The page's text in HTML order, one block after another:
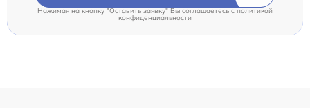
Нажимая на кнопку "Оставить заявку" Вы соглашаетесь cполитикой
конфиденциальности